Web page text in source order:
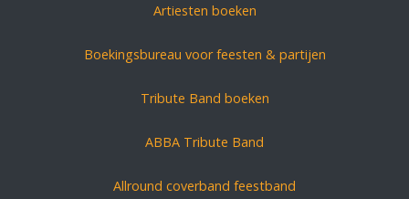
Artiesten boeken
Boekingsbureau voor feesten & partijen
Tribute Band boeken
ABBA Tribute Band
Allround coverband feestband